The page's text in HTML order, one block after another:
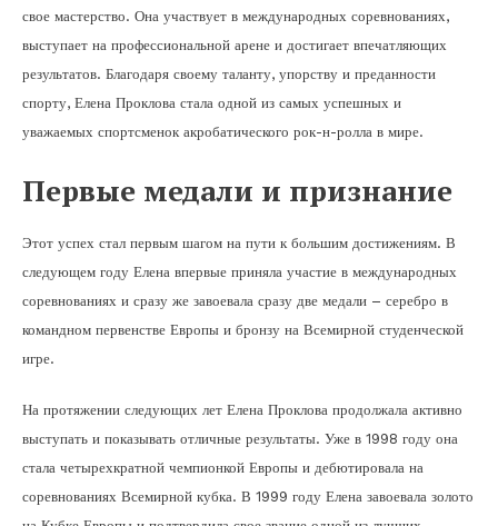
свое мастерство. Она участвует в международных соревнованиях,
выступает на профессиональной арене и достигает впечатляющих
результатов. Благодаря своему таланту, упорству и преданности
спорту, Елена Проклова стала одной из самых успешных и
уважаемых спортсменок акробатического рок-н-ролла в мире.
Первые медали и признание
Этот успех стал первым шагом на пути к большим достижениям. В
следующем году Елена впервые приняла участие в международных
соревнованиях и сразу же завоевала сразу две медали – серебро в
командном первенстве Европы и бронзу на Всемирной студенческой
игре.
На протяжении следующих лет Елена Проклова продолжала активно
выступать и показывать отличные результаты. Уже в 1998 году она
стала четырехкратной чемпионкой Европы и дебютировала на
соревнованиях Всемирной кубка. В 1999 году Елена завоевала золото